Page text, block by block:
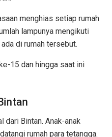
menghias setiap rumah
lampunya mengikuti
di rumah tersebut.
15 dan hingga saat ini
dari Bintan. Anak-anak
rumah para tetangga.